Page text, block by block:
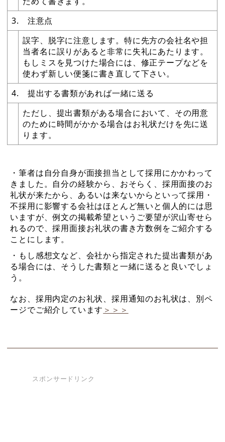
3. 注意点
誤字、脱字に注意します。特に先方の会社名や担
当者名に誤りがあると非常に失礼にあたります。
もしミスを見つけた場合には、修正テープなどを
使わず新しい便箋に書き直して下さい。
4. 提出する書類があれば一緒に送る
ただし、提出書類がある場合において、その用意
のために時間がかかる場合はお礼状だけを先に送
ります。
・筆者は自分自身が面接担当として採用にかかわって
きました。自分の経験から、おそらく、採用面接のお
礼状が来たから、あるいは来ないからといって採用・
不採用に影響する会社はほとんど無いと個人的には思
いますが、例文の掲載希望というご要望が沢山寄せら
れるので、採用面接お礼状の書き方数例をご紹介する
ことにします。
・もし感想文など、会社から指定された提出書類があ
る場合には、そうした書類と一緒に送ると良いでしょ
う。
なお、採用内定のお礼状、採用通知のお礼状は、別ペ
ージでご紹介しています ＞＞＞
スポンサードリンク